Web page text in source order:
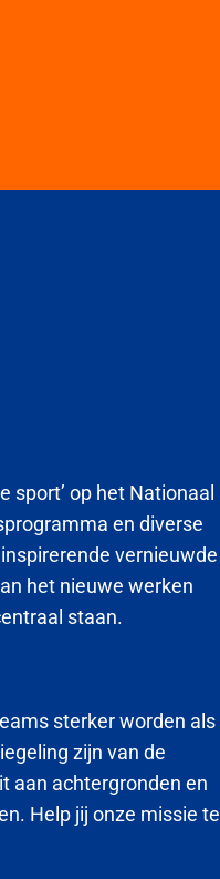
sport’ op het Nationaal
en diverse
vernieuwde
het nieuwe werken
staan.
sterker worden als
zijn van de
aan achtergronden en
Help jij onze missie te